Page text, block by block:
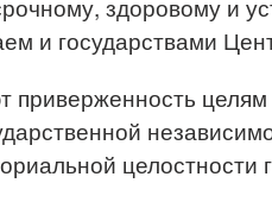
и государствами
приверженность
целостности